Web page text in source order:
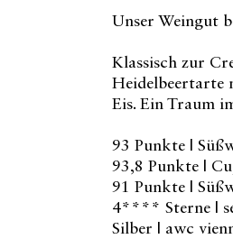
Unser Weingut
Klassisch zur
Heidelbeertarte
Eis. Ein Traum
93 Punkte |
93,8 Punkte |
91 Punkte |
4**** Sterne |
Silber | awc